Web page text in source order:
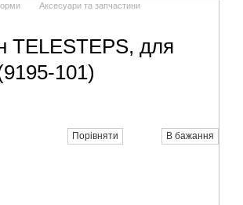
Аксесуари та запчастини
TELESTEPS, для
101)
Порівняти В бажання